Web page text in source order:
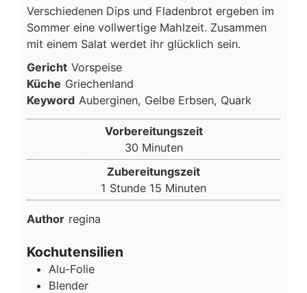
Verschiedenen Dips und Fladenbrot ergeben im
Sommer eine vollwertige Mahlzeit. Zusammen
mit einem Salat werdet ihr glücklich sein.
Gericht Vorspeise
Küche Griechenland
Keyword Auberginen, Gelbe Erbsen, Quark
Vorbereitungszeit
30Minuten
Minuten
Zubereitungszeit
1 Stunde
Stunde 15 Minuten
Minuten
Author regina
Kochutensilien
Alu-Folie
Blender